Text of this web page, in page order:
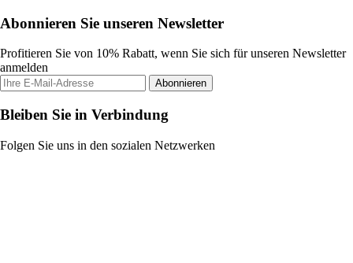
Abonnieren Sie unseren Newsletter
Profitieren Sie von 10% Rabatt, wenn Sie sich für unseren Newsletter
anmelden
Abonnieren
Bleiben Sie in Verbindung
Folgen Sie uns in den sozialen Netzwerken